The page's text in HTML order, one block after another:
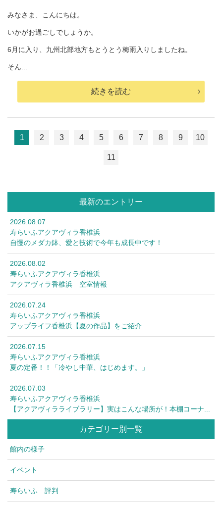
みなさま、こんにちは。
いかがお過ごしでしょうか。
6月に入り、九州北部地方もとうとう梅雨入りしましたね。
そん...
続きを読む
1 2 3 4 5 6 7 8 9 10
11
最新のエントリー
2026.08.07
寿らいふアクアヴィラ香椎浜
自慢のメダカ鉢、愛と技術で今年も成長中です！
2026.08.02
寿らいふアクアヴィラ香椎浜
アクアヴィラ香椎浜 空室情報
2026.07.24
寿らいふアクアヴィラ香椎浜
アップライフ香椎浜【夏の作品】をご紹介
2026.07.15
寿らいふアクアヴィラ香椎浜
夏の定番！！「冷やし中華、はじめます。」
2026.07.03
寿らいふアクアヴィラ香椎浜
【アクアヴィラライブラリー】実はこんな場所が！本棚コーナ...
カテゴリー別一覧
館内の様子
イベント
寿らいふ 評判